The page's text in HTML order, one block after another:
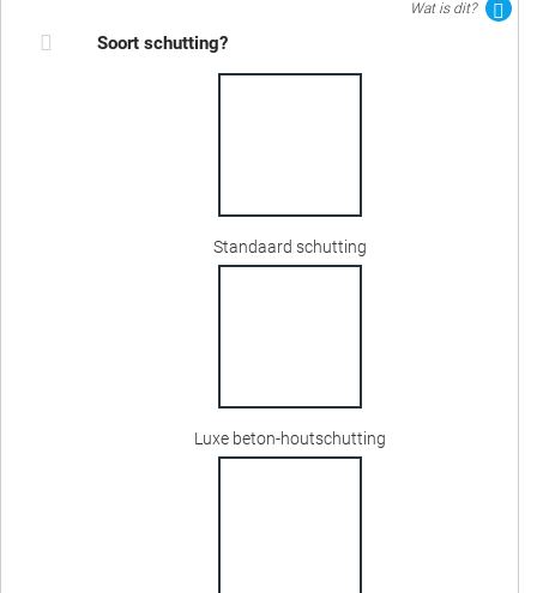
Wat is dit?
Soort schutting?
Standaard schutting
Luxe beton-houtschutting